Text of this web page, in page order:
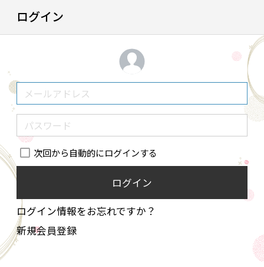
ログイン
次回から自動的にログインする
ログイン
ログイン情報をお忘れですか？
新規会員登録